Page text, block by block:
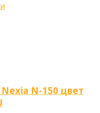
N-150 цвет